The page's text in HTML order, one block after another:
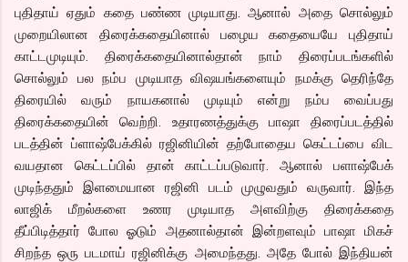
புதிதாய் ஏதும் கதை பண்ண முடியாது. ஆனால் அதை சொல்லும்
முறையிலான திரைக்கதையினால் பழைய கதையையே புதிதாய்
காட்டமுடியும். திரைக்கதையினால்தான் நாம் திரைப்படங்களில்
சொல்லும் பல நம்ப முடியாத விஷயங்களையும் நமக்கு தெரிந்தே
திரையில் வரும் நாயகனால் முடியும் என்று நம்ப வைப்பது
திரைக்கதையின் வெற்றி. உதாரணத்துக்கு பாஷா திரைப்படத்தில்
படத்தின் ப்ளாஷ்பேக்கில் ரஜினியின் தற்போதைய கெட்டப்பை விட
வயதான கெட்டப்பில் தான் காட்டப்படுவார். ஆனால் பளாஷ்பேக்
முடிந்ததும் இளமையான ரஜினி படம் முழுவதும் வருவார். இந்த
லாஜிக் மீறல்களை உணர முடியாத அளவிற்கு திரைக்கதை
தீப்பிடித்தார் போல ஓடும் அதனால்தான் இன்றளவும் பாஷா மிகச்
சிறந்த ஒரு படமாய் ரஜினிக்கு அமைந்தது. அதே போல் இந்தியன்